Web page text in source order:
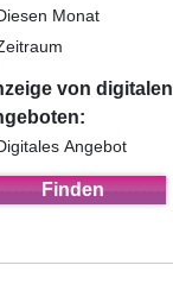
Monat
von digitalen
Angebot